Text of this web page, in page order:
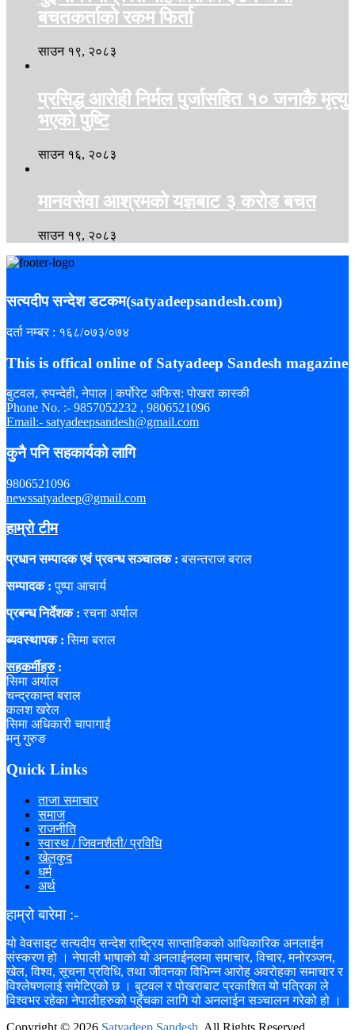
बचतकर्ताको रकम फिर्ता
साउन १९, २०८३
प्रसिद्ध आरोही निर्मल पुर्जासहित १० जनाकै मृत्यु
भएको पुष्टि
साउन १६, २०८३
मानवसेवा आश्रमको यज्ञबाट ३ करोड बचत
साउन १९, २०८३
सत्यदीप सन्देश डटकम(satyadeepsandesh.com)
दर्ता नम्बर : १६८/०७३/०७४
This is offical online of Satyadeep Sandesh magazine
बुटवल, रुपन्देही, नेपाल | कर्पोरेट अफिस: पोखरा कास्की
Phone No. :- 9857052232 , 9806521096
Email:- satyadeepsandesh@gmail.com
कुनै पनि सहकार्यको लागि
9806521096
newssatyadeep@gmail.com
हाम्रो टीम
प्रधान सम्पादक एवं प्रवन्ध सञ्चालक : बसन्तराज बराल
सम्पादक : पुष्पा आचार्य
प्रबन्ध निर्देशक : रचना अर्याल
ब्यवस्थापक : सिमा बराल
सहकर्मीहरु:
सिमा अर्याल
चन्द्रकान्त बराल
कलश खरेल
सिमा अधिकारी चापागाईं
मनु गुरुङ
Quick Links
ताजा समाचार
समाज
राजनीति
स्वास्थ / जिवनशैली/ प्रविधि
खेलकुद
धर्म
अर्थ
हाम्रो बारेमा :-
यो वेवसाइट सत्यदीप सन्देश राष्ट्रिय साप्ताहिकको आधिकारिक अनलाईन
संस्करण हो । नेपाली भाषाको यो अनलाईनलमा समाचार, विचार, मनोरञ्जन,
खेल, विश्व, सूचना प्रविधि, तथा जीवनका विभिन्न आरोह अवरोहका समाचार र
विश्लेषणलाई समेटिएको छ । बुटवल र पोखराबाट प्रकाशित यो पत्रिका ले
विश्वभर रहेका नेपालीहरुको पहुँचका लागि यो अनलाईन सञ्चालन गरेको हो ।
Copyright © 2026 Satyadeep Sandesh . All Rights Reserved.